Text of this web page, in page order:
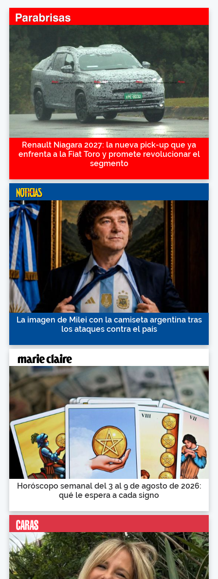
Renault Niagara 2027: la nueva pick-up que ya
enfrenta a la Fiat Toro y promete revolucionar el
segmento
La imagen de Milei con la camiseta argentina tras
los ataques contra el país
Horóscopo semanal del 3 al 9 de agosto de 2026:
qué le espera a cada signo